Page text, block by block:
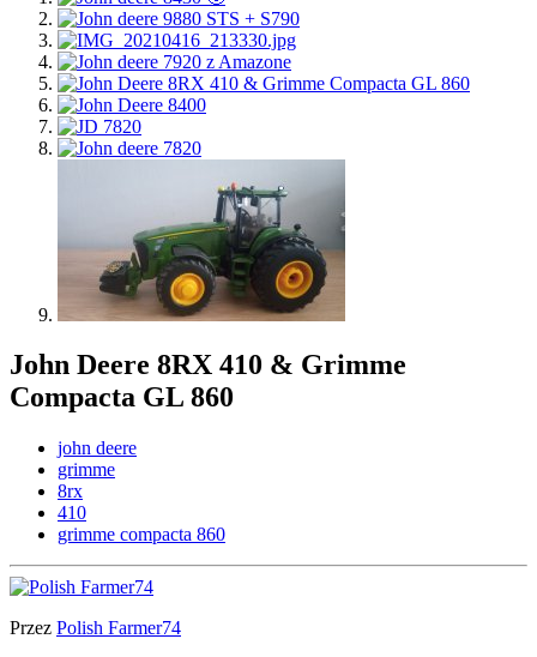
John Deere 8RX 410 & Grimme
Compacta GL 860
john deere
grimme
8rx
410
grimme compacta 860
Przez Polish Farmer74